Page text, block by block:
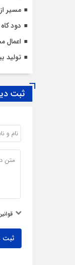
مسیر
دود
اعمال
تولید
ثبت
ثبت